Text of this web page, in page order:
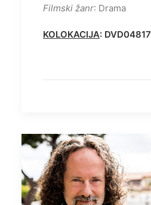
Filmski žanr: Drama
KOLOKACIJA: DVD04817